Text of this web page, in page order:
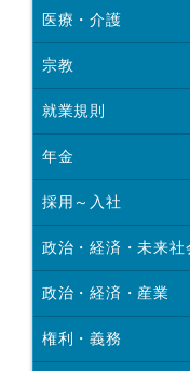
医療・介護
宗教
就業規則
年金
採用～入社
政治・経済・未来社
政治・経済・産業
権利・義務